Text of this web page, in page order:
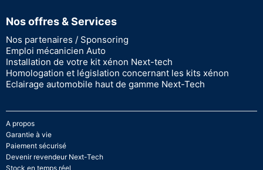
Nos offres & Services
Nos partenaires / Sponsoring
Emploi mécanicien Auto
Installation de votre kit xénon Next-tech
Homologation et législation concernant les kits xénon
Eclairage automobile haut de gamme Next-Tech
A propos
Garantie à vie
Paiement sécurisé
Devenir revendeur Next-Tech
Stock en temps réel